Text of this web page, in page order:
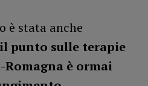
è stata anche
il punto sulle terapie
Romagna è ormai